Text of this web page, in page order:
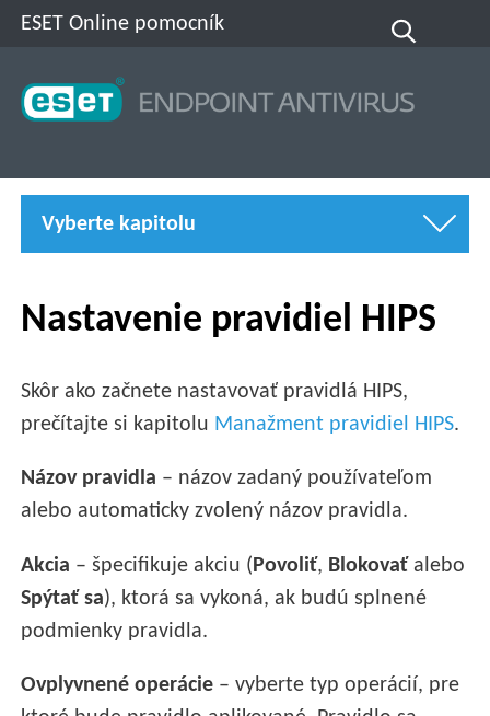
ESET Online pomocník
Vyberte kapitolu
Nastavenie pravidiel HIPS
Skôr ako začnete nastavovať pravidlá HIPS,
prečítajte si kapitolu Manažment pravidiel HIPS.
Názov pravidla – názov zadaný používateľom
alebo automaticky zvolený názov pravidla.
Akcia – špecifikuje akciu ( Povoliť, Blokovať alebo
Spýtať sa), ktorá sa vykoná, ak budú splnené
podmienky pravidla.
Ovplyvnené operácie – vyberte typ operácií, pre